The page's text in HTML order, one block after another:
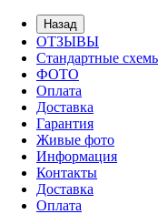
Назад
ОТЗЫВЫ
Стандартные
ФОТО
Оплата
Доставка
Гарантия
Живые фото
Информация
Контакты
Доставка
Оплата